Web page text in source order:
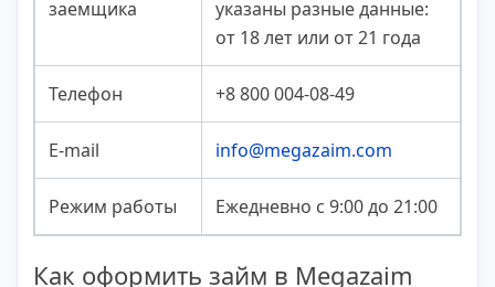
заемщика
указаны разные данные:
от 18 лет или от 21 года
Телефон +8 800 004-08-49
E-mail info@megazaim.com
Режим работы Ежедневно с 9:00 до 21:00
Как оформить займ в Megazaim